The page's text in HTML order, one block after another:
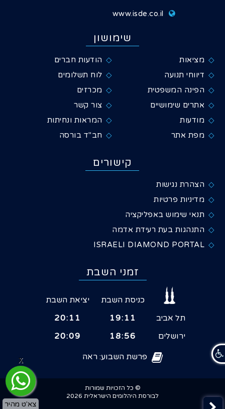
www.isde.co.il
שימושון
מציאות
הודעות חברים
דיווחי תנועה
לוח תשלומים
הפינה המשפטית
מכרזים
אתרים שימושיים
צור קשר
מודעות
המראות ונחיתות
מפת אתר
חב"ד בורסה
קישורים
הצהרת נגישות
מדיניות פרטיות
תנאי שימוש באפליקציה
התנהגות בעת רעידת אדמה
ISRAELI DIAMOND PORTAL
זמני השבת
כניסת השבת
יציאת השבת
תל אביב
19:11
20:11
ירושלים
18:56
20:09
פרשת השבוע: ראה
© כל הזכויות שמורות
לבורסת היהלומים הישראלית 2026
X
צא'ט מהיר